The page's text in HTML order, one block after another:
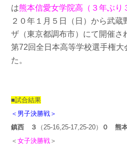
は熊本信愛女学院高（３年ぶり
２０年１月５日（日）から武蔵
ザ（東京都調布市）にて開催さ
第72回全日本高等学校選手権大
た。
■試合結果
＜男子決勝戦＞
鎮西 ３ （25-16,25-17,25-20）
０ 熊
＜女子決勝戦 ＞